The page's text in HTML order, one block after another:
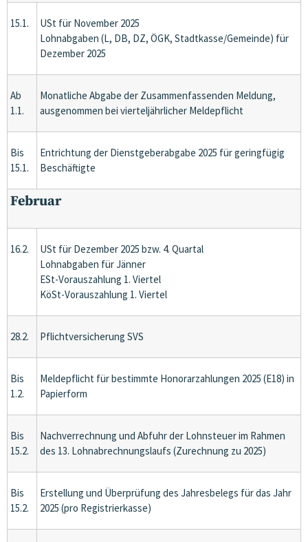
15.1.
USt für November 2025
Lohnabgaben (L, DB, DZ, ÖGK, Stadtkasse/Gemeinde) für
Dezember 2025
Ab
1.1.
Monatliche Abgabe der Zusammenfassenden Meldung,
ausgenommen bei vierteljährlicher Meldepflicht
Bis
15.1.
Entrichtung der Dienstgeberabgabe 2025 für geringfügig
Beschäftigte
Februar
16.2.
USt für Dezember 2025 bzw. 4. Quartal
Lohnabgaben für Jänner
ESt-Vorauszahlung 1. Viertel
KöSt-Vorauszahlung 1. Viertel
28.2. Pflichtversicherung SVS
Bis
1.2.
Meldepflicht für bestimmte Honorarzahlungen 2025 (E18) in
Papierform
Bis
15.2.
Nachverrechnung und Abfuhr der Lohnsteuer im Rahmen
des 13. Lohnabrechnungslaufs (Zurechnung zu 2025)
Bis
15.2.
Erstellung und Überprüfung des Jahresbelegs für das Jahr
2025 (pro Registrierkasse)